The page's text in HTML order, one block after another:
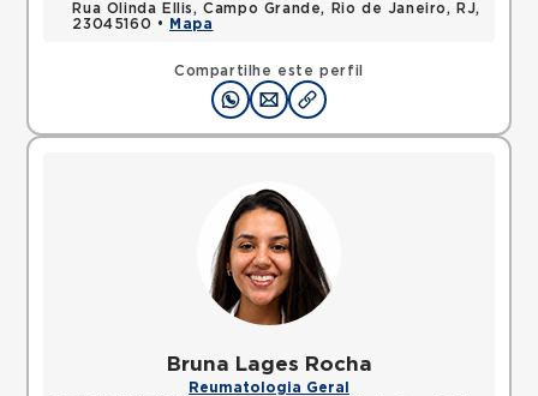
Compartilhe este perfil
Rua Olinda Ellis, Campo Grande, Rio de Janeiro, RJ,
23045160 •
Mapa
Bruna Lages Rocha
Reumatologia Geral